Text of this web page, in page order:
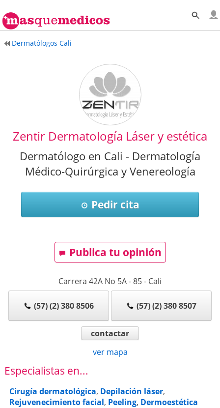
Dermatólogos Cali
Zentir Dermatología Láser y estética
Dermatólogo en Cali - Dermatología
Médico-Quirúrgica y Venereología
Pedir cita
Publica tu opinión
Carrera 42A No 5A - 85- Cali
(57) (2) 380 8506 (57) (2) 380 8507
contactar
ver mapa
Especialistas en...
Cirugía dermatológica, Depilación láser,
Rejuvenecimiento facial, Peeling, Dermoestética